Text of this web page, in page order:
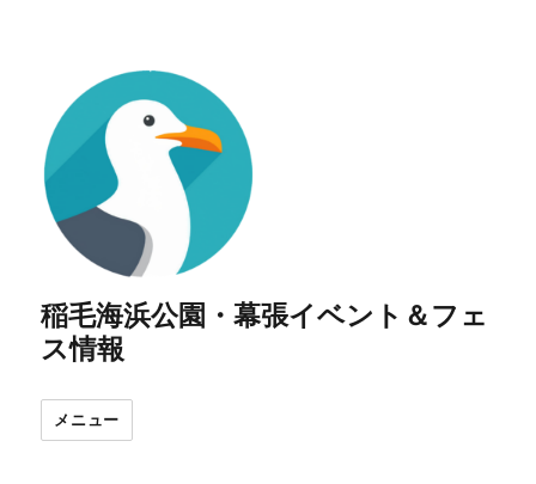
稲毛海浜公園・幕張イベント＆フェ
ス情報
メニュー